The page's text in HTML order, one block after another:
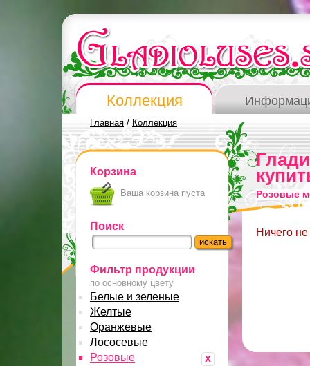
Коллекция
Главная / Коллекция
Корзина
Ваша корзина пуста
Поиск
Фильтр продукции
по основному цвету
Белые и зеленые
Желтые
Оранжевые
Лососевые
x
Розовые
Розовые
Ничего